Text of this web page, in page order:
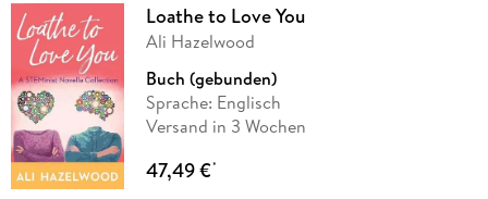
Loathe to Love You
Ali Hazelwood
Buch (gebunden)
Sprache: Englisch
Versand in 3 Wochen
47,49 €*